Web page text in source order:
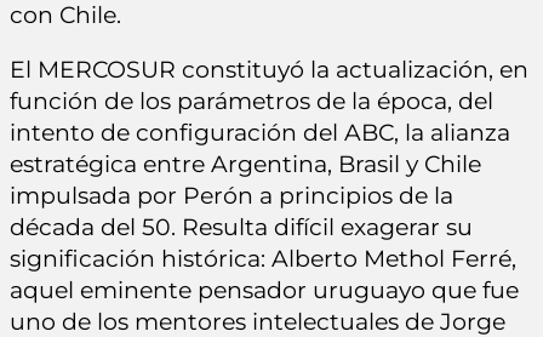
con Chile.
El MERCOSUR constituyó la actualización, en
función de los parámetros de la época, del
intento de configuración del ABC, la alianza
estratégica entre Argentina, Brasil y Chile
impulsada por Perón a principios de la
década del 50. Resulta difícil exagerar su
significación histórica: Alberto Methol Ferré,
aquel eminente pensador uruguayo que fue
uno de los mentores intelectuales de Jorge